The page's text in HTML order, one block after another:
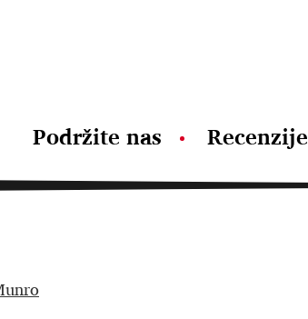
Podržite nas Recenzije